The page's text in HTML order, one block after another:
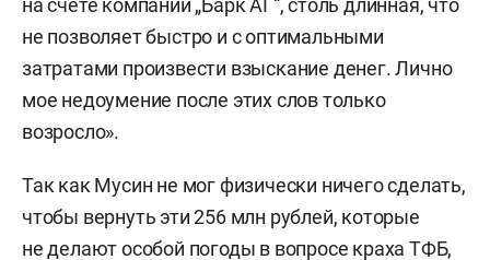
на счете компании „Барк АГ“, столь длинная, что
не позволяет быстро и с оптимальными
затратами произвести взыскание денег. Лично
мое недоумение после этих слов только
возросло».
Так как Мусин не мог физически ничего сделать,
чтобы вернуть эти 256 млн рублей, которые
не делают особой погоды в вопросе краха ТФБ,